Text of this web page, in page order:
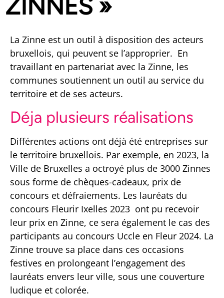
ZINNES »
La Zinne est un outil à disposition des acteurs
bruxellois, qui peuvent se l’approprier. En
travaillant en partenariat avec la Zinne, les
communes soutiennent un outil au service du
territoire et de ses acteurs.
Déja plusieurs réalisations
Différentes actions ont déjà été entreprises sur
le territoire bruxellois. Par exemple, en 2023, la
Ville de Bruxelles a octroyé plus de 3000 Zinnes
sous forme de chèques-cadeaux, prix de
concours et défraiements. Les lauréats du
concours Fleurir Ixelles 2023 ont pu recevoir
leur prix en Zinne, ce sera également le cas des
participants au concours Uccle en Fleur 2024. La
Zinne trouve sa place dans ces occasions
festives en prolongeant l’engagement des
lauréats envers leur ville, sous une couverture
ludique et colorée.